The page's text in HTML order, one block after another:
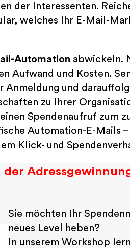
der Interessenten.
welches Ihr E-Mail-
Automation abwickeln.
Aufwand und Kosten.
Anmeldung und
zu Ihrer
Spendenaufruf zum
Automation-E-Mails
Klick- und
der
Sie möchten Ihr
neues Level heben?
In unserem Workshop